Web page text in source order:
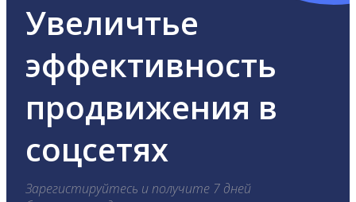
Увеличтье
эффективность
продвижения в
соцсетях
Зарегистируйтесь и получите 7 дней